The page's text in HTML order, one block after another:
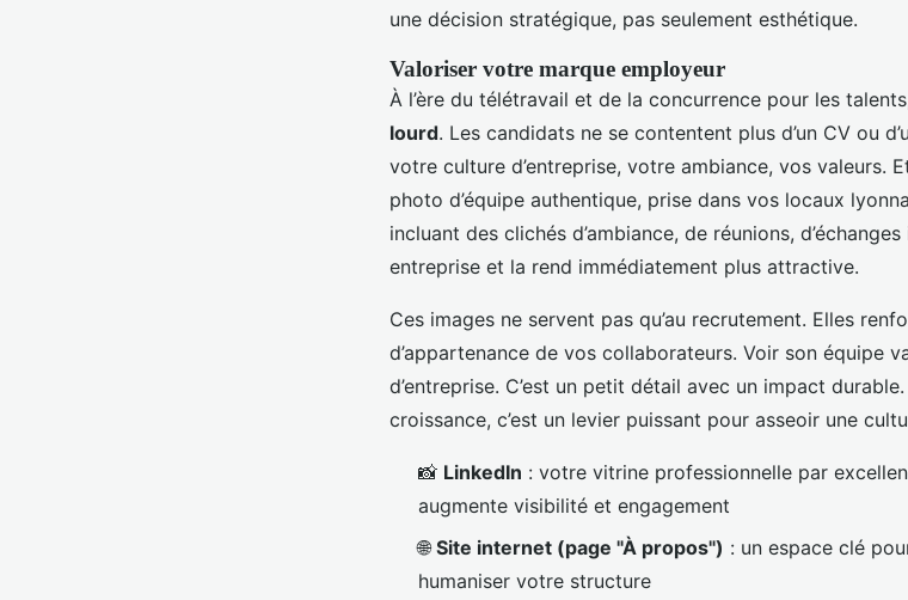
une décision stratégique, pas seulement esthétique.
Valoriser votre marque employeur
À l’ère du télétravail et de la concurrence pour les
lourd. Les candidats ne se contentent plus d’un CV ou
votre culture d’entreprise, votre ambiance, vos valeurs.
photo d’équipe authentique, prise dans vos locaux
incluant des clichés d’ambiance, de réunions,
entreprise et la rend immédiatement plus attractive.
Ces images ne servent pas qu’au recrutement. Elles
d’appartenance de vos collaborateurs. Voir son équipe
d’entreprise. C’est un petit détail avec un impact
croissance, c’est un levier puissant pour asseoir une
📸 LinkedIn : votre vitrine professionnelle par
augmente visibilité et engagement
🌐Site internet (page "À propos") : un espace clé
humaniser votre structure